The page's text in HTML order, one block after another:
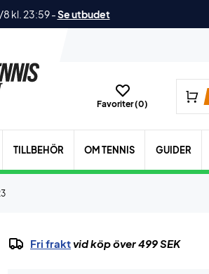
8 kl. 23:59-Se utbudet
Favoriter (0)
TILLBEHÖR OM TENNIS GUIDER
Fri fraktvid köp över 499 SEK